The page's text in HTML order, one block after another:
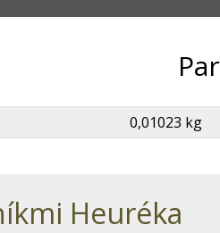
0,01023 kg
Heuréka